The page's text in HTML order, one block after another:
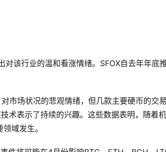
该行业的温和看涨情绪。SFOX自去年年底
市场状况的悲观情绪，但几款主要硬币的交
术表示了持续的兴趣。这些数据表明，随着
域发生。